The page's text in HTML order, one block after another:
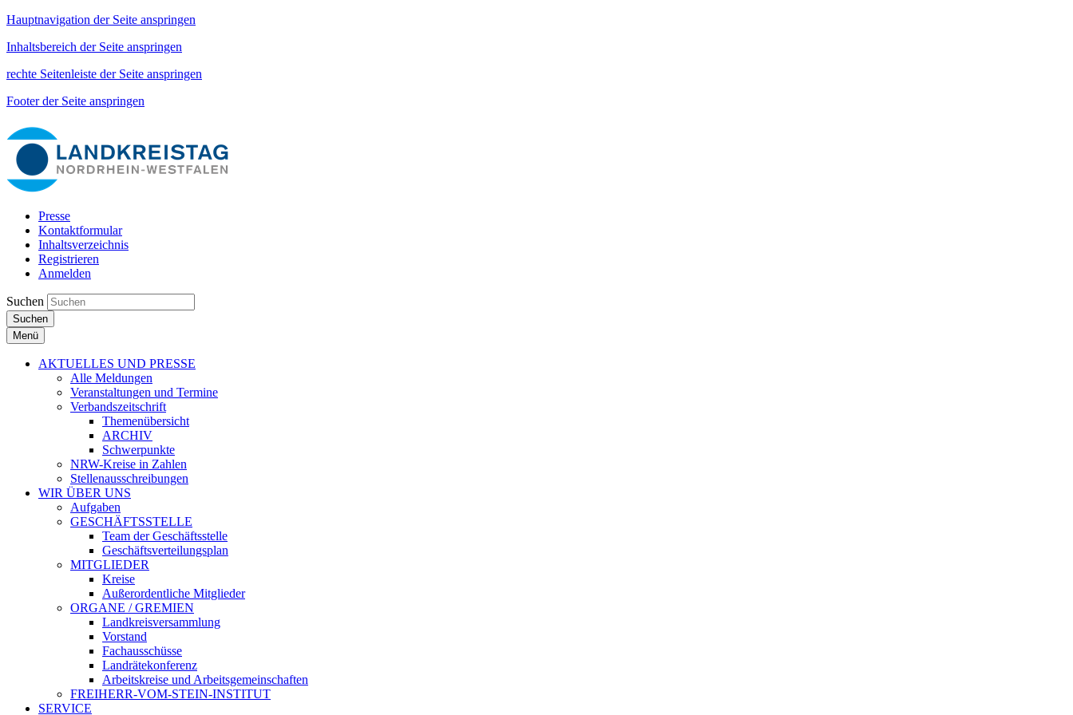
Hauptnavigation der Seite anspringen
Inhaltsbereich der Seite anspringen
rechte Seitenleiste der Seite anspringen
Footer der Seite anspringen
Presse
Kontaktformular
Inhaltsverzeichnis
Registrieren
Anmelden
Suchen
Suchen
Menü
AKTUELLES UND PRESSE
Alle Meldungen
Veranstaltungen und Termine
Verbandszeitschrift
Themenübersicht
ARCHIV
Schwerpunkte
NRW-Kreise in Zahlen
Stellenausschreibungen
WIR ÜBER UNS
Aufgaben
GESCHÄFTSSTELLE
Team der Geschäftsstelle
Geschäftsverteilungsplan
MITGLIEDER
Kreise
Außerordentliche Mitglieder
ORGANE / GREMIEN
Landkreisversammlung
Vorstand
Fachausschüsse
Landrätekonferenz
Arbeitskreise und Arbeitsgemeinschaften
FREIHERR-VOM-STEIN-INSTITUT
SERVICE